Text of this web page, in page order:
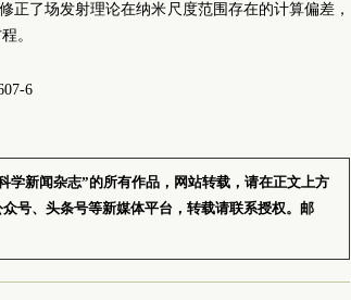
正了场发射理论在纳米尺度范围存在的计算偏差，
。
6
学新闻杂志”的所有作品，网站转载，请在正文上方
号、头条号等新媒体平台，转载请联系授权。邮